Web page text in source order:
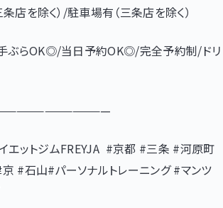
店を除く） /駐車場有（三条店を除く）
ぶらOK◎/当日予約OK◎/完全予約制/ドリ
エットジムFREYJA #京都 #三条 #河原町
#石山#パーソナルトレーニング#マンツ